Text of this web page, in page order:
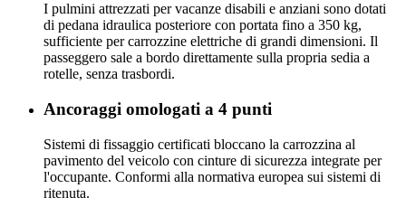
I pulmini attrezzati per vacanze disabili e anziani sono dotati
di pedana idraulica posteriore con portata fino a 350 kg,
sufficiente per carrozzine elettriche di grandi dimensioni. Il
passeggero sale a bordo direttamente sulla propria sedia a
rotelle, senza trasbordi.
Ancoraggi omologati a 4 punti
Sistemi di fissaggio certificati bloccano la carrozzina al
pavimento del veicolo con cinture di sicurezza integrate per
l'occupante. Conformi alla normativa europea sui sistemi di
ritenuta.